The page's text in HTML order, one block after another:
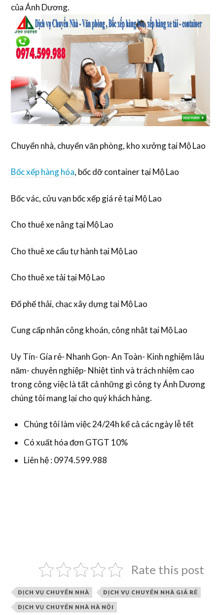
của Ánh Dương.
Chuyển nhà, chuyển văn phòng, kho xưởng tại Mộ Lao
Bốc xếp hàng hóa, bốc dỡ container tại Mộ Lao
Bốc vác, cửu vạn bốc xếp giá rẻ tại Mộ Lao
Cho thuê xe nâng tại Mộ Lao
Cho thuê xe cẩu tự hành tại Mộ Lao
Cho thuê xe tải tại Mộ Lao
Đổ phế thải, chạc xây dựng tại Mộ Lao
Cung cấp nhân công khoán, công nhật tại Mộ Lao
Uy Tín- Gía rẻ- Nhanh Gọn- An Toàn- Kinh nghiệm lâu
năm- chuyên nghiệp- Nhiệt tình và trách nhiệm cao
trong công việc là tất cả những gì công ty Ánh Dương
chúng tôi mang lại cho quý khách hàng.
Chúng tôi làm việc 24/24h kể cả các ngày lễ tết
Có xuất hóa đơn GTGT 10%
Liên hệ : 0974.599.988
Rate this post
DỊCH VỤ CHUYỂN NHÀ DỊCH VỤ CHUYỂN NHÀ GIÁ RẺ
DỊCH VỤ CHUYỂN NHÀ HÀ NỘI